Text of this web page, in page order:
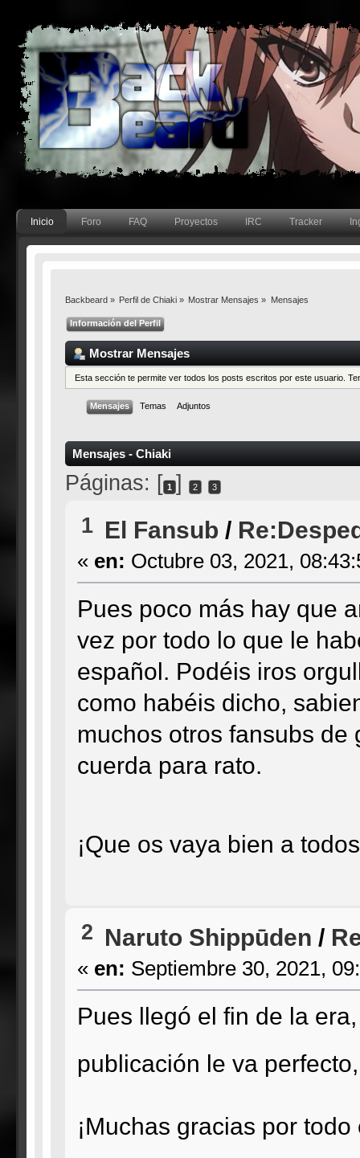
Inicio Foro FAQ Proyectos IRC Tracker
Backbeard» Perfil de Chiaki» Mostrar Mensajes » Mensajes
Información del Perfil
Mostrar Mensajes
Esta sección te permite ver todos los posts escritos por este usuario.
Mensajes Temas Adjuntos
Mensajes - Chiaki
Páginas: [ 1 ] 2 3
1 El Fansub /
« en: Octubre 03, 2021,
Pues poco más hay que
vez por todo lo que le
español. Podéis iros
como habéis dicho,
muchos otros fansubs
cuerda para rato.
¡Que os vaya bien a
2 Naruto Shippūden /
« en: Septiembre 30, 2021,
Pues llegó el fin de la
publicación le va
¡Muchas gracias por